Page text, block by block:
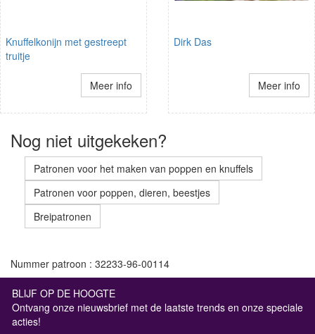
Knuffelkonijn met gestreept
truitje
Meer info
Dirk Das
Meer info
Nog niet uitgekeken?
Patronen voor het maken van poppen en knuffels
Patronen voor poppen, dieren, beestjes
Breipatronen
Nummer patroon : 32233-96-00114
BLIJF OP DE HOOGTE
Ontvang onze nieuwsbrief met de laatste trends en onze speciale
acties!